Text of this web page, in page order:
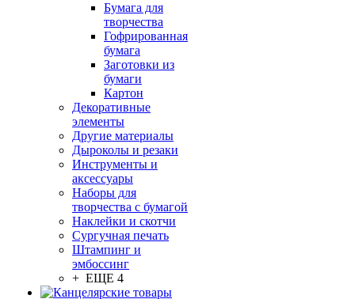
Бумага для
творчества
Гофрированная
бумага
Заготовки из
бумаги
Картон
Декоративные
элементы
Другие материалы
Дыроколы и резаки
Инструменты и
аксессуары
Наборы для
творчества с бумагой
Наклейки и скотчи
Сургучная печать
Штампинг и
эмбоссинг
+ ЕЩЕ 4